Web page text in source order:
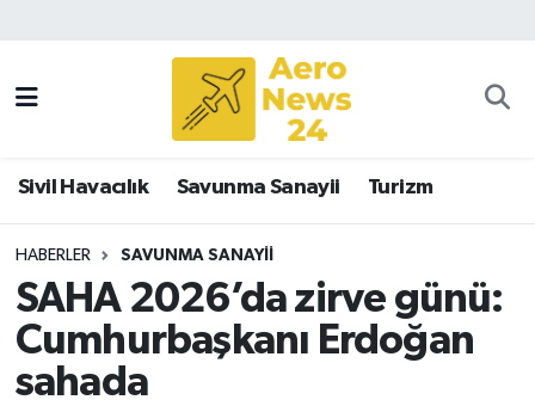
Sivil Havacılık Savunma Sanayii Turizm
HABERLER SAVUNMA SANAYII
SAHA 2026’da zirve günü:
Cumhurbaşkanı Erdoğan
sahada